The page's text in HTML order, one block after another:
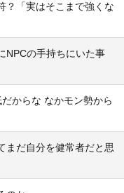
？「実はそこまで強くな
NPCの手持ちにいた事
からな なかモン勢から
まだ自分を健常者だと思